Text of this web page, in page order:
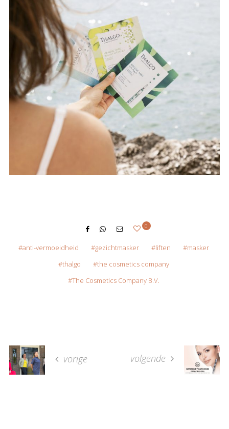
0
anti-vermoeidheid gezichtmasker liften
masker
thalgo
the cosmetics company
The Cosmetics Company B.V.
vorige volgende